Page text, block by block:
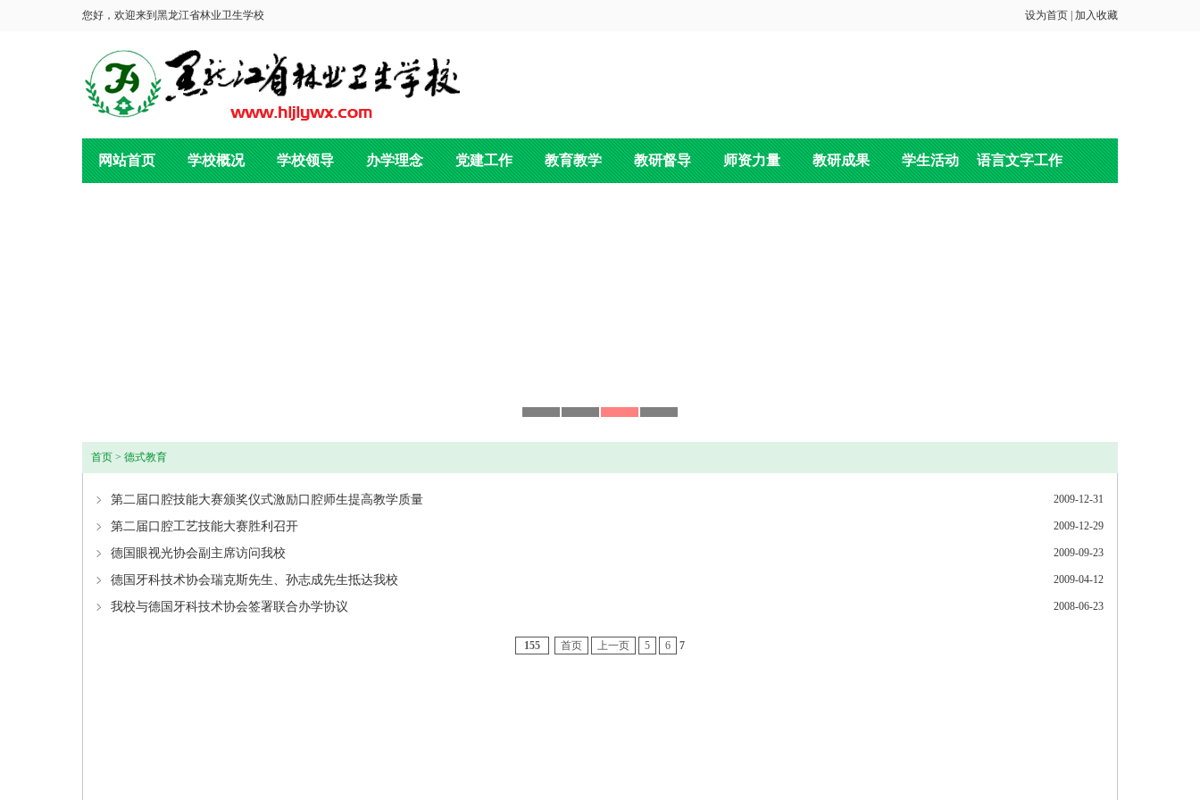
您好，欢迎来到黑龙江省林业卫生学校 设为首页 加入收藏
网站首页 学校概况 学校领导 办学理念 党建工作 教育教学 教研督导 师资力量 教研成果 学生活动 语言文字工作
首页 > 德式教育
第二届口腔技能大赛颁奖仪式激励口腔师生提高教学质量 2009-12-31
第二届口腔工艺技能大赛胜利召开 2009-12-29
德国眼视光协会副主席访问我校 2009-09-23
德国牙科技术协会瑞克斯先生、孙志成先生抵达我校 2009-04-12
我校与德国牙科技术协会签署联合办学协议 2008-06-23
155 首页 上一页 5 6 7